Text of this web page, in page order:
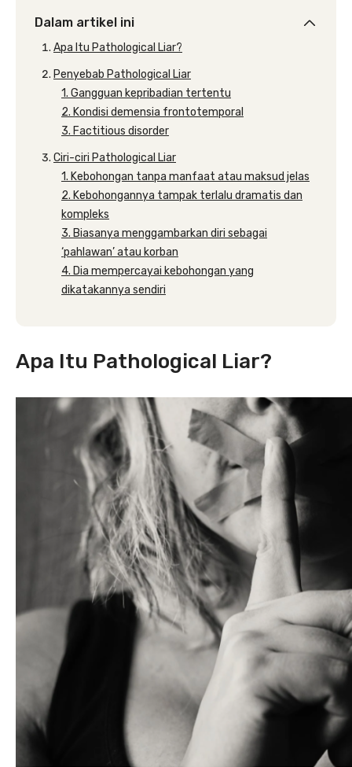
Dalam artikel ini
Apa Itu Pathological Liar?
Penyebab Pathological Liar
1. Gangguan kepribadian tertentu
2. Kondisi demensia frontotemporal
3. Factitious disorder
Ciri-ciri Pathological Liar
1. Kebohongan tanpa manfaat atau maksud jelas
2. Kebohongannya tampak terlalu dramatis dan
kompleks
3. Biasanya menggambarkan diri sebagai
‘pahlawan’ atau korban
4. Dia mempercayai kebohongan yang
dikatakannya sendiri
Apa Itu Pathological Liar?